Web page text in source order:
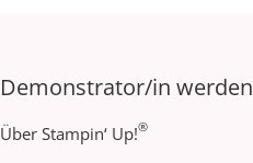
Demonstrator/in werden
Über Stampin‘ Up!®